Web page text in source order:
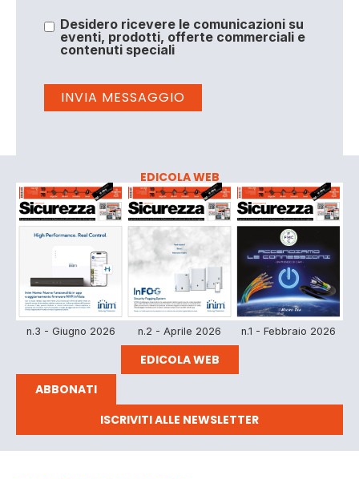
Desidero ricevere le comunicazioni su
eventi, prodotti, offerte commerciali e
contenuti speciali
EDICOLA WEB
n.3 - Giugno 2026 n.2 - Aprile 2026 n.1 - Febbraio 2026
EDICOLA WEB
ABBONATI
ISCRIVITI ALLE NEWSLETTER